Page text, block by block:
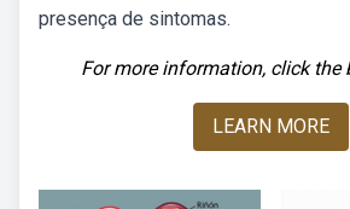
presença de sintomas.
For more information, click the
LEARN MORE